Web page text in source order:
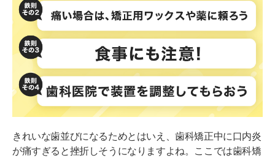
炎)
口内炎を予防する3つの方法
皮膚や粘膜の健康維持に役立つ栄養素を摂取する
口腔内を清潔に保つ
質のよい睡眠をとる
矯正中の口内炎に関するよくある質問
きれいな歯並びになるためとはいえ、歯科矯正中に口内炎
が痛すぎると挫折しそうになりますよね。ここでは歯科矯